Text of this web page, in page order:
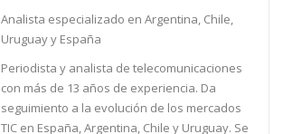
Analista especializado en Argentina, Chile,
Uruguay y España
Periodista y analista de telecomunicaciones
con más de 13 años de experiencia. Da
seguimiento a la evolución de los mercados
TIC en España, Argentina, Chile y Uruguay. Se